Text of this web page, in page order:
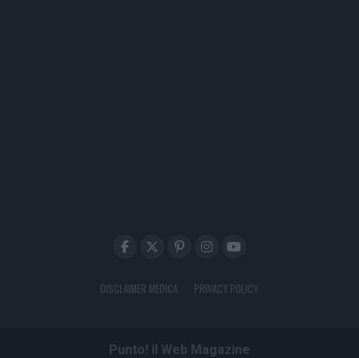
DISCLAIMER MEDICA PRIVACY POLICY
Punto! il Web Magazine